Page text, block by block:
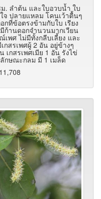
. ลำต้น และใบอวบน้ำ ใบ
จ ปลายแหลม โคนเว้าตื้นๆ
กที่ข้อตรงข้ามกับใบ เรียง
ก้านดอกจำนวนมากเวียน
พศ ไม่มีทั้งกลีบเลี้ยง และ
กสรเพศผู้ 2 อัน อยู่ข้างๆ
กสรเพศเมีย 1 อัน รังไข่
กษณะกลม มี 1 เมล็ด